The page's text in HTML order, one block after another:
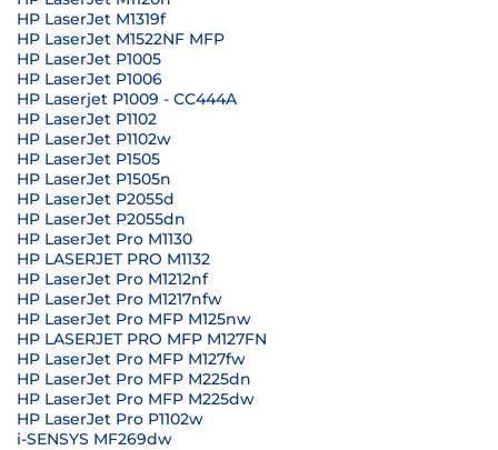
HP LaserJet M1319f
HP LaserJet M1522NF MFP
HP LaserJet P1005
HP LaserJet P1006
HP Laserjet P1009 - CC444A
HP LaserJet P1102
HP LaserJet P1102w
HP LaserJet P1505
HP LaserJet P1505n
HP LaserJet P2055d
HP LaserJet P2055dn
HP LaserJet Pro M1130
HP LASERJET PRO M1132
HP LaserJet Pro M1212nf
HP LaserJet Pro M1217nfw
HP LaserJet Pro MFP M125nw
HP LASERJET PRO MFP M127FN
HP LaserJet Pro MFP M127fw
HP LaserJet Pro MFP M225dn
HP LaserJet Pro MFP M225dw
HP LaserJet Pro P1102w
i-SENSYS MF269dw